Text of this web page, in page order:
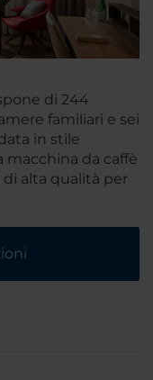
di 244
familiari e sei
in stile
da caffè
di alta qualità per